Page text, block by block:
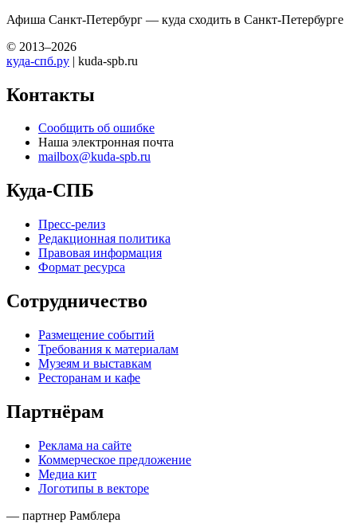
Афиша Санкт-Петербург — куда сходить в Санкт-Петербурге
© 2013–2026
куда-спб.ру | kuda-spb.ru
Контакты
Сообщить об ошибке
Наша электронная почта
mailbox@kuda-spb.ru
Куда-СПБ
Пресс-релиз
Редакционная политика
Правовая информация
Формат ресурса
Сотрудничество
Размещение событий
Требования к материалам
Музеям и выставкам
Ресторанам и кафе
Партнёрам
Реклама на сайте
Коммерческое предложение
Медиа кит
Логотипы в векторе
— партнер Рамблера